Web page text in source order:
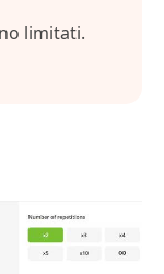
limitati.